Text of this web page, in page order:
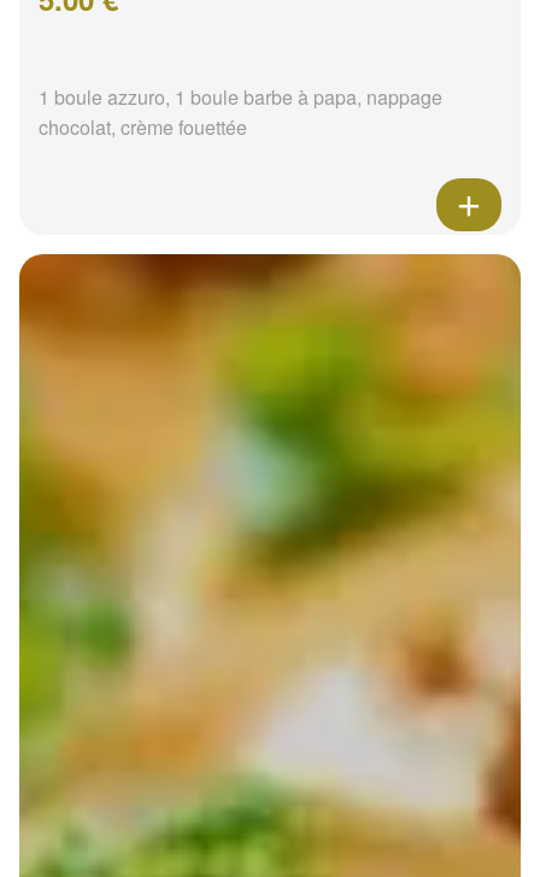
1 boule azzuro, 1 boule barbe à papa, nappage
chocolat, crème fouettée